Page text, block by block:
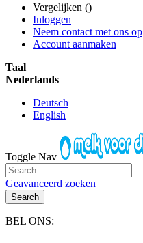
Vergelijken ()
Inloggen
Neem contact met ons op
Account aanmaken
Taal
Nederlands
Deutsch
English
Toggle Nav
Geavanceerd zoeken
Search
BEL ONS: